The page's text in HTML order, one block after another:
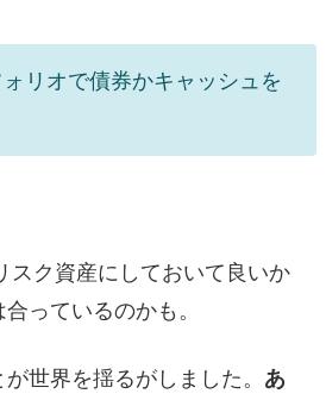
リオで債券かキャッシュを
スク資産にしておいて良いか
っているのかも。
世界を揺るがしました。 あ